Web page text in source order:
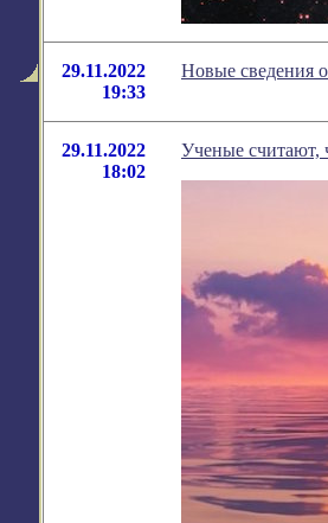
29.11.2022
19:33
Новые сведения
29.11.2022
18:02
Ученые считают,